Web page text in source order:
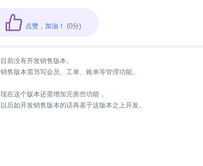
点赞，加油！ (0分)
目前没有开发销售版本。
销售版本需另写会员、工单、账单等管理功能。
现在这个版本还需增加完善些功能，
以后如开发销售版本的话再基于这版本之上开发。